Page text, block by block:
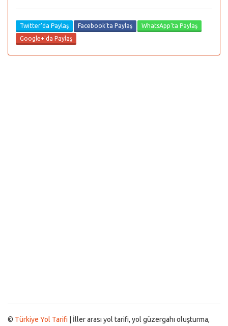
Twitter'da Paylaş Facebook'ta Paylaş
WhatsApp'ta Paylaş
Google+'da Paylaş
© Türkiye Yol Tarifi | İller arası yol tarifi, yol güzergahı oluşturma,